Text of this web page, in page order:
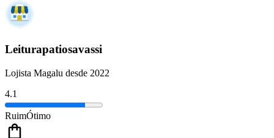
Leiturapatiosavassi
Lojista Magalu desde 2022
4.1
RuimÓtimo